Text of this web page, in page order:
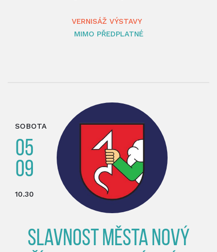
VERNISÁŽ VÝSTAVY
MIMO PŘEDPLATNÉ
SOBOTA
05
09
10.30
SLAVNOST MĚSTA NOVÝ